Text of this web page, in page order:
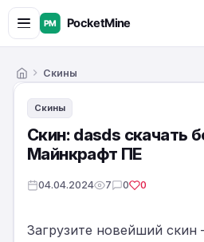
ГлавнаяСкины
Скины
Скин: dasds скачать
Майнкрафт ПЕ
04.04.2024 7 0 0
Загрузите новейший скин